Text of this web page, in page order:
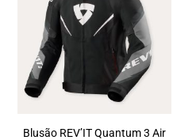
Blusão REV’IT Quantum 3 Air